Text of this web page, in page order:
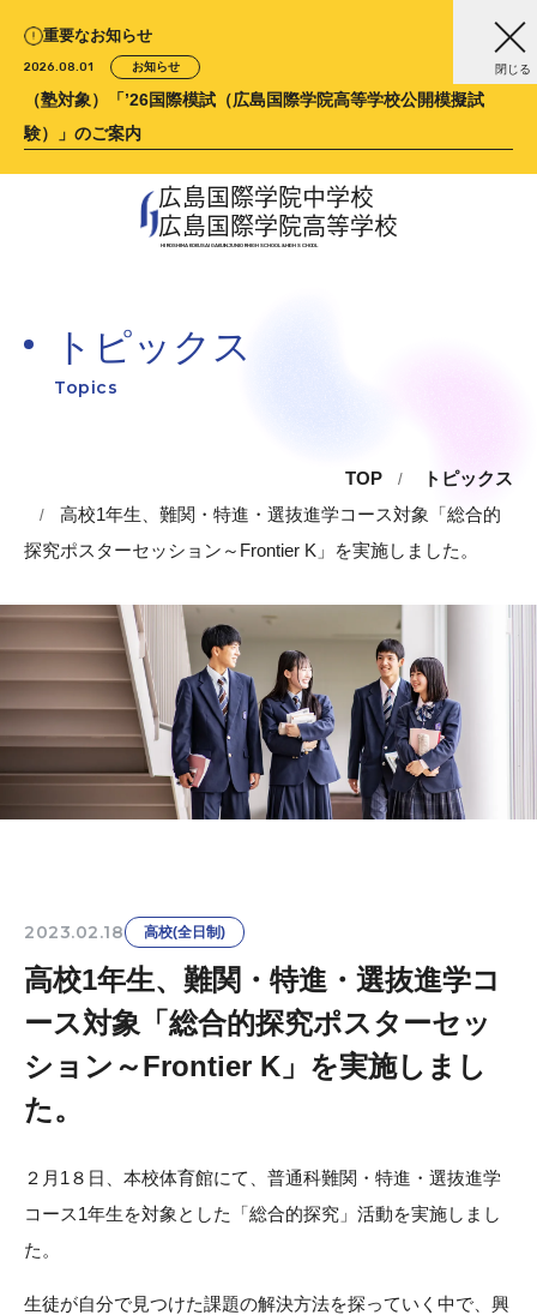
重要なお知らせ
2026.08.01 お知らせ
（塾対象）「’26国際模試（広島国際学院高等学校公開模擬試
験）」のご案内
閉じる
広島国際学院中学校
広島国際学院高等学校
HIROSHIMA KOKUSAI GAKUINJUNIOR HIGH SCHOOL &HIGH SCHOOL
トピックス
Topics
TOP
トピックス
高校1年生、難関・特進・選抜進学コース対象「総合的
探究ポスターセッション～Frontier K」を実施しました。
2023.02.18 高校(全日制)
高校1年生、難関・特進・選抜進学コ
ース対象「総合的探究ポスターセッ
ション～Frontier K」を実施しまし
た。
２月1８日、本校体育館にて、普通科難関・特進・選抜進学
コース1年生を対象とした「総合的探究」活動を実施しまし
た。
生徒が自分で見つけた課題の解決方法を探っていく中で、興